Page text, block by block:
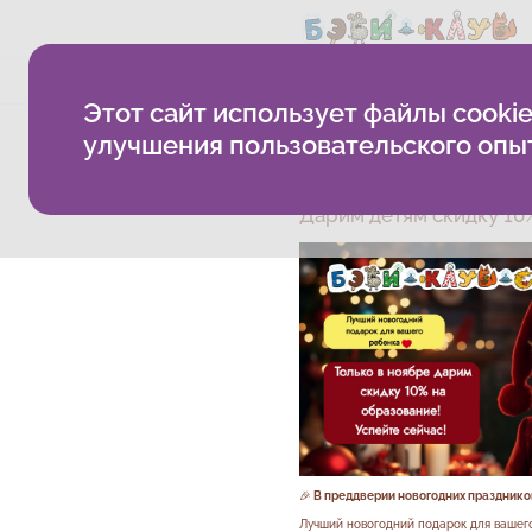
Дарим детям скидку
Дарим детям скидку
🎉 В преддверии новогодних
Лучший новогодний подарок для
Этот сайт использует файлы
улучшения пользовательского